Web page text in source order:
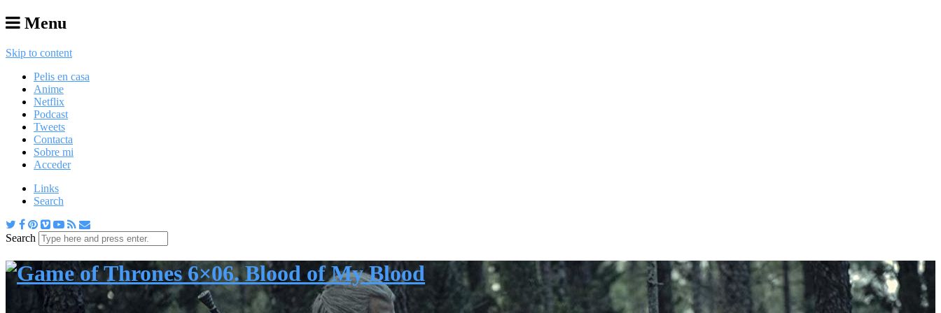
Menu
Skip to content
Pelis en casa
Anime
Netflix
Podcast
Tweets
Contacta
Sobre mi
Acceder
Links
Search
Search